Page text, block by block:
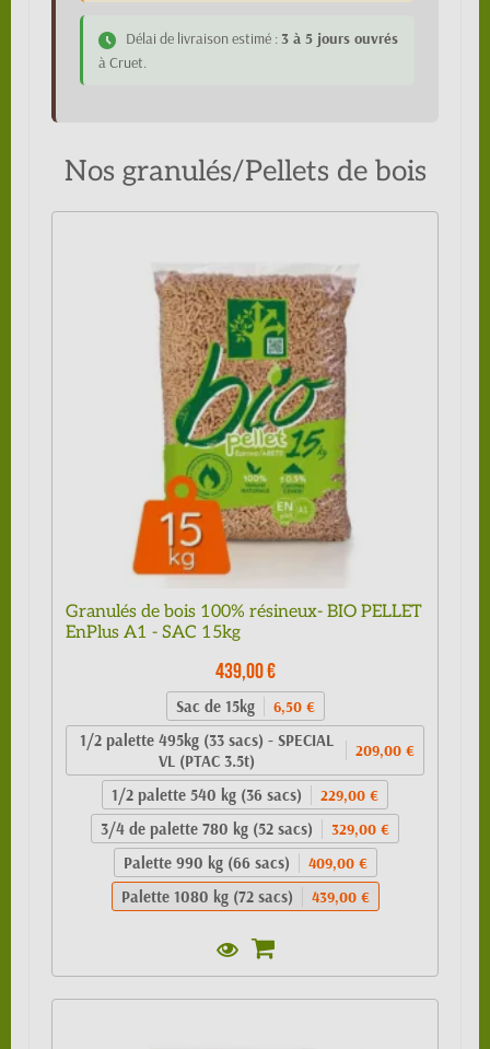
Délai de livraison estimé : 3 à 5 jours ouvrés
à Cruet.
Nos granulés/Pellets de bois
Granulés de bois 100% résineux- BIO PELLET
EnPlus A1 - SAC 15kg
439,00 €
Sac de 15kg 6,50 €
1/2 palette 495kg (33 sacs) - SPECIAL
VL (PTAC 3.5t)
209,00 €
1/2 palette 540 kg (36 sacs) 229,00 €
3/4 de palette 780 kg (52 sacs) 329,00 €
Palette 990 kg (66 sacs) 409,00 €
Palette 1080 kg (72 sacs) 439,00 €